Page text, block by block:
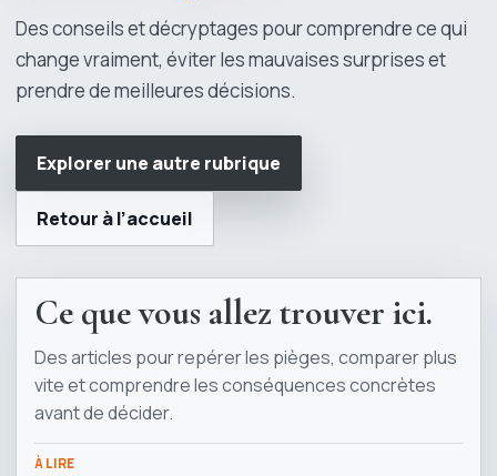
Des conseils et décryptages pour comprendre ce qui
change vraiment, éviter les mauvaises surprises et
prendre de meilleures décisions.
Explorer une autre rubrique
Retour à l’accueil
Ce que vous allez trouver ici.
Des articles pour repérer les pièges, comparer plus
vite et comprendre les conséquences concrètes
avant de décider.
À LIRE